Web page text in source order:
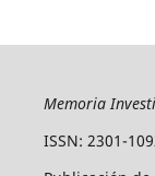
Memoria
ISSN: 2301-